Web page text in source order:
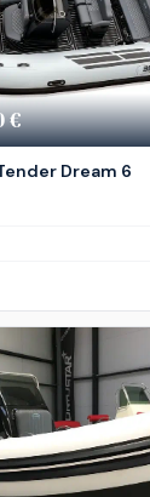
€
Dream 6